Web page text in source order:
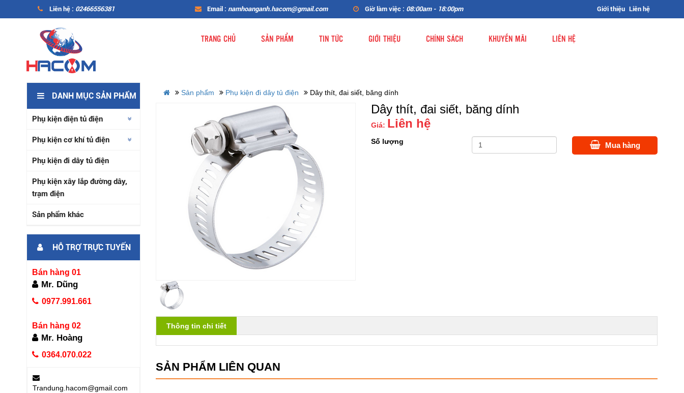
Liên hệ : 02466556381 Email : namhoanganh.hacom@gmail.com Giờ làm việc : 08:00am - 18:00pm Giới thiệu Liên hệ
TRANG CHỦ SẢN PHẨM TIN TỨC GIỚI THIỆU CHÍNH SÁCH KHUYẾN MÃI LIÊN HỆ
DANH MỤC SẢN PHẨM
Phụ kiện điện tủ điện
Phụ kiện cơ khí tủ điện
Phụ kiện đi dây tủ điện
Phụ kiện xây lắp đường dây,
trạm điện
Sản phẩm khác
HỖ TRỢ TRỰC TUYẾN
Bán hàng 01
Mr. Dũng
0977.991.661
Bán hàng 02
Mr. Hoàng
0364.070.022
Trandung.hacom@gmail.com
Sản phẩm Phụ kiện đi dây tủ điện Dây thít, đai siết, băng dính
Dây thít, đai siết, băng dính
Giá: Liên hệ
Số lượng Mua hàng
Thông tin chi tiết
SẢN PHẨM LIÊN QUAN